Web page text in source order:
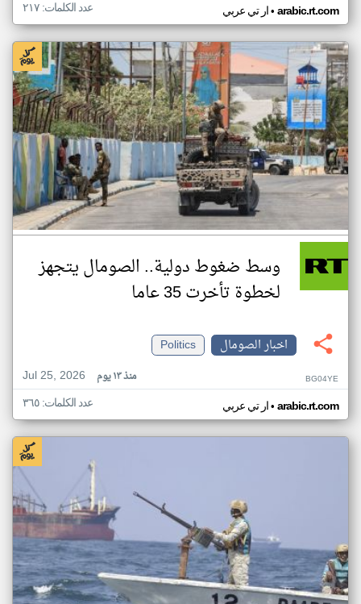
ار تي عربي• arabic.rt.com عدد الكلمات: ٢١٧
وسط ضغوط دولية.. الصومال يتجهز
لخطوة تأخرت 35 عاما
اخبار الصومال
Politics
Jul 25, 2026
منذ ١٣ يوم BG04YE
ار تي عربي• arabic.rt.com عدد الكلمات: ٣٦٥